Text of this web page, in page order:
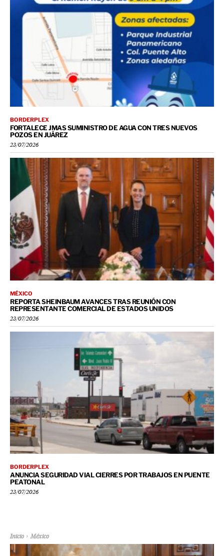
BORDERPLEX
FORTALECE JMAS SUMINISTRO DE AGUA CON TRES NUEVOS
POZOS EN JUÁREZ
23/07/2026
MÉXICO
REPORTA SHEINBAUM AVANCES TRAS REUNIÓN CON
REPRESENTANTE COMERCIAL DE ESTADOS UNIDOS
23/07/2026
BORDERPLEX
ANUNCIA SEGURIDAD VIAL CIERRES POR TRABAJOS EN PUENTE
PEATONAL
23/07/2026